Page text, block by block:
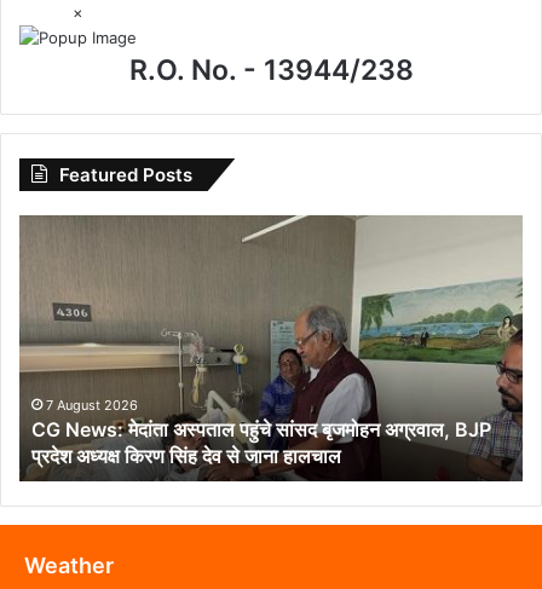
×
R.O. No. - 13944/238
Featured Posts
अस्पताल
पहुंचे
सांसद
बृजमोहन
अग्रवाल,
BJP
प्रदेश
अध्यक्ष
किरण
सिंह
देव
7 August 2026
CG News: मेदांता अस्पताल पहुंचे सांसद बृजमोहन अग्रवाल, BJP
प्रदेश अध्यक्ष किरण सिंह देव से जाना हालचाल
Weather